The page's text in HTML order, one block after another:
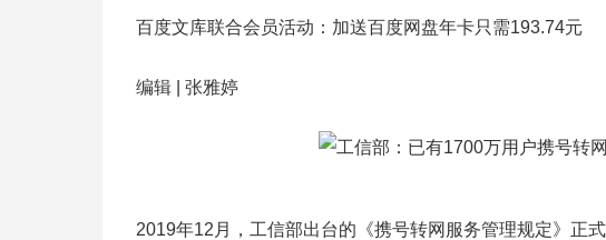
百度文库联合会员活动：加送百度网盘年卡只需193.74元
编辑 | 张雅婷
2019年12月，工信部出台的《携号转网服务管理规定》正